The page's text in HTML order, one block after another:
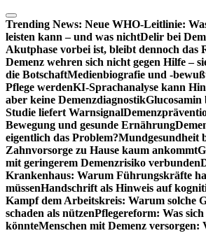
Zum
Inhalt
springen
Trending News: Neue WHO-Leitlinie:
leisten kann – und was nichtDelir bei
Akutphase vorbei ist, bleibt dennoch das
Demenz wehren sich nicht gegen Hilfe –
die BotschaftMedienbiografie und -
Pflege werdenKI-Sprachanalyse kann
aber keine DemenzdiagnostikGlucosamin
Studie liefert Warnsignal
Bewegung und gesunde Ernährung
eigentlich das Problem?Mundgesundheit
Zahnvorsorge zu Hause kaum ankommt
mit geringerem Demenzrisiko verbunden
Krankenhaus: Warum Führungskräfte
müssenHandschrift als Hinweis auf
Kampf dem Arbeitskreis: Warum solche
schaden als nützenPflegereform: Was
könnteMenschen mit Demenz versorgen: